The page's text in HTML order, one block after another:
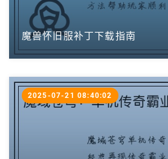
魔兽怀旧服补丁下载指南
2025-07-21 08:40:02